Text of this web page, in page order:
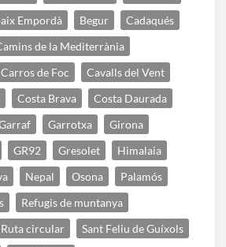
Empordà Begur
Cadaqués
de la Mediterrània
Carros de Foc
Cavalls del Vent
Costa Brava
Costa Daurada
Garrotxa
Girona
GR92 Gresolet
Himalaia
Nepal Osona
Palamós
Refugis de muntanya
Ruta circular
Sant Feliu de Guíxols